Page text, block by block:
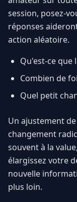
session, posez-
réponses
action aléatoire.
Qu'est-ce que
Combien de
Quel petit
Un ajustement
changement
souvent à la
élargissez votre
nouvelle
plus loin.